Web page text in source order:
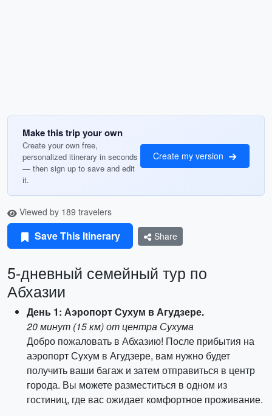
Make this trip your own
Create your own free,
personalized itinerary in seconds
— then sign up to save and edit
it.
Create my version
Viewed by 189 travelers
Save This Itinerary Share
5-дневный семейный тур по
Абхазии
День 1: Аэропорт Сухум в Агудзере.
20 минут (15 км) от центра Сухума
Добро пожаловать в Абхазию! После прибытия на
аэропорт Сухум в Агудзере, вам нужно будет
получить ваши багаж и затем отправиться в центр
города. Вы можете разместиться в одном из
гостиниц, где вас ожидает комфортное проживание.